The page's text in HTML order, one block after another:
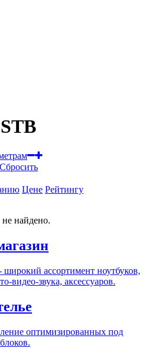
Сбросить
Цене Рейтингу
найдено.
ассортимент ноутбуков,
видео-звука, аксессуаров.
оптимизированных под